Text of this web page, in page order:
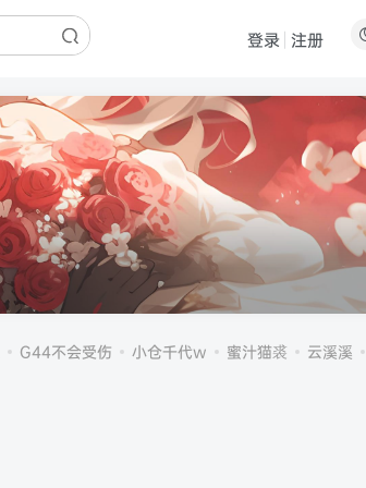
登录 注册
G44不会受伤 小仓千代w 蜜汁猫裘 云溪溪